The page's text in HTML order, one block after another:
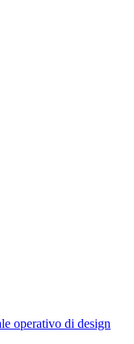
operativo di design